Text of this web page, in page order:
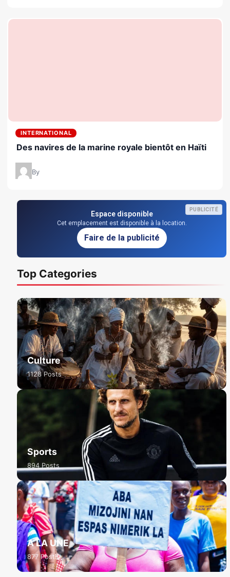
INTERNATIONAL
Des navires de la marine royale bientôt en Haïti
By
PUBLICITÉ
Espace disponible
Cet emplacement est disponible à la location.
Faire de la publicité
Top Categories
Culture
1128 Posts
Sports
894 Posts
A LA UNE
877 Posts